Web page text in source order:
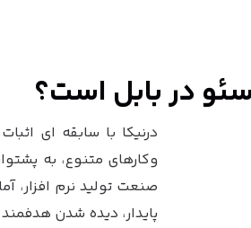
سئو در بابل است؟
درنیکا با سابقه ای
وکارهای متنوع، به
صنعت تولید نرم افزار،
پایدار، دیده شدن